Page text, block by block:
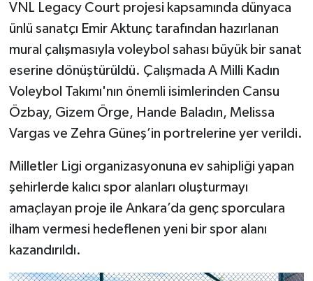
VNL Legacy Court projesi kapsamında dünyaca
ünlü sanatçı Emir Aktunç tarafından hazırlanan
mural çalışmasıyla voleybol sahası büyük bir sanat
eserine dönüştürüldü. Çalışmada A Milli Kadın
Voleybol Takımı'nın önemli isimlerinden Cansu
Özbay, Gizem Örge, Hande Baladın, Melissa
Vargas ve Zehra Güneş’in portrelerine yer verildi.
Milletler Ligi organizasyonuna ev sahipliği yapan
şehirlerde kalıcı spor alanları oluşturmayı
amaçlayan proje ile Ankara’da genç sporculara
ilham vermesi hedeflenen yeni bir spor alanı
kazandırıldı.